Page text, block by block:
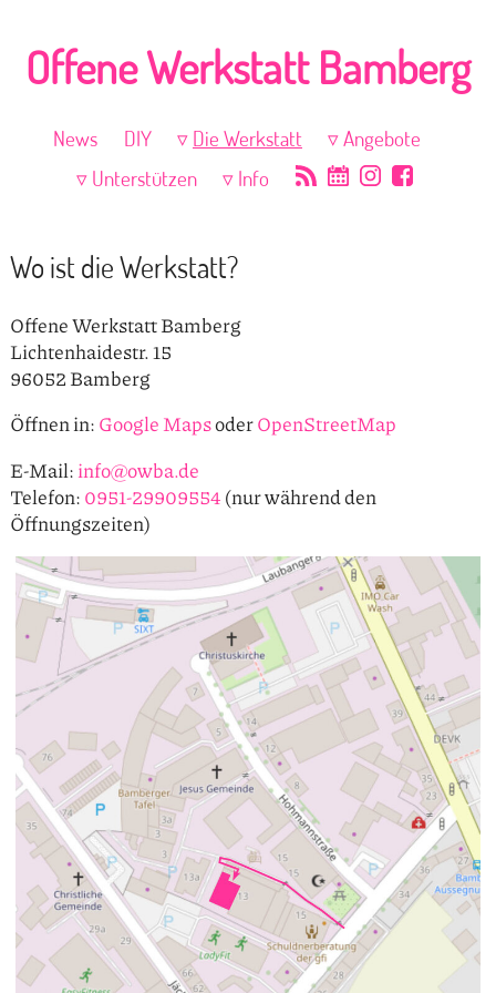
Offene Werkstatt Bamberg
News DIY Die Werkstatt
Angebote
Unterstützen
Info
Wo ist die Werkstatt?
Offene Werkstatt Bamberg
Lichtenhaidestr. 15
96052 Bamberg
Öffnen in: Google MapsoderOpenStreetMap
E-Mail: info@owba.de
Telefon: 0951-29909554 (nur während den
Öffnungszeiten)